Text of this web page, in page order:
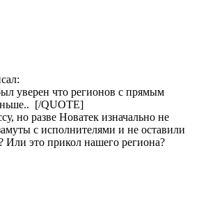
уверен что регионов с прямым
[/QUOTE]
но разве Новатек изначально не
с исполнителями и не оставили
Или это прикол нашего региона?